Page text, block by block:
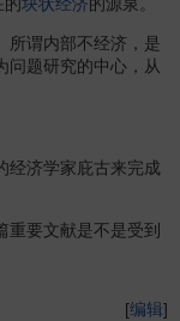
的块状经济的源泉。
所谓内部不经济，是
问题研究的中心，从
经济学家庇古来完成
重要文献是不是受到
[编辑]